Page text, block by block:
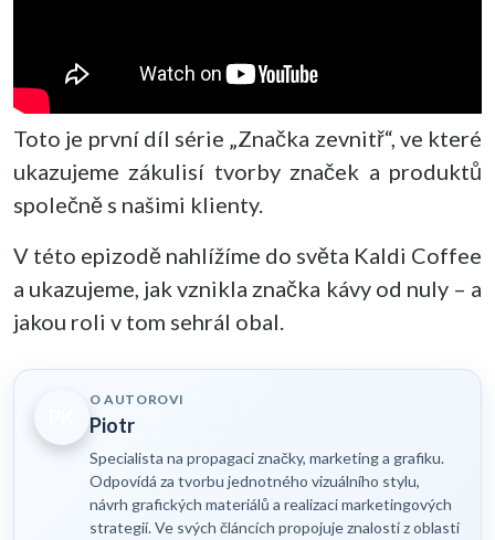
Toto je první díl série „Značka zevnitř“, ve které
ukazujeme zákulisí tvorby značek a produktů
společně s našimi klienty.
V této epizodě nahlížíme do světa Kaldi Coffee
a ukazujeme, jak vznikla značka kávy od nuly – a
jakou roli v tom sehrál obal.
O AUTOROVI
Piotr
Specialista na propagaci značky, marketing a grafiku.
Odpovídá za tvorbu jednotného vizuálního stylu,
návrh grafických materiálů a realizaci marketingových
strategií. Ve svých článcích propojuje znalosti z oblasti